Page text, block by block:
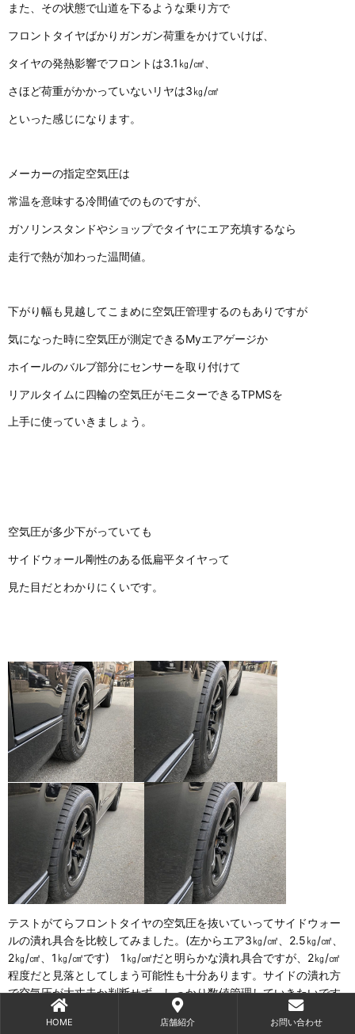
また、その状態で山道を下るような乗り方で
フロントタイヤばかりガンガン荷重をかけていけば、
タイヤの発熱影響でフロントは3.1㎏/㎠、
さほど荷重がかかっていないリヤは3㎏/㎠
といった感じになります。
メーカーの指定空気圧は
常温を意味する冷間値でのものですが、
ガソリンスタンドやショップでタイヤにエア充填するなら
走行で熱が加わった温間値。
下がり幅も見越してこまめに空気圧管理するのもありですが
気になった時に空気圧が測定できるMyエアゲージか
ホイールのバルブ部分にセンサーを取り付けて
リアルタイムに四輪の空気圧がモニターできるTPMSを
上手に使っていきましょう。
空気圧が多少下がっていても
サイドウォール剛性のある低扁平タイヤって
見た目だとわかりにくいです。
テストがてらフロントタイヤの空気圧を抜いていってサイドウォー
ルの潰れ具合を比較してみました。(左からエア3㎏/㎠、2.5㎏/㎠、
2㎏/㎠、1㎏/㎠です) 1㎏/㎠だと明らかな潰れ具合ですが、2㎏/㎠
程度だと見落としてしまう可能性も十分あります。サイドの潰れ方
で空気圧が大丈夫か判断せず、しっかり数値管理していきたいです
HOME 店舗紹介 お問い合わせ